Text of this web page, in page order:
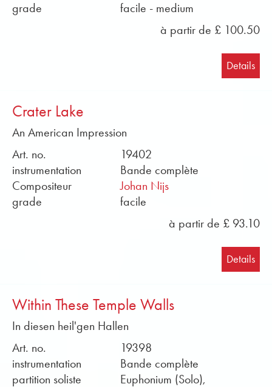
grade
facile - medium
à partir de £ 100.50
Details
Crater Lake
An American Impression
Art. no.
19402
instrumentation
Bande complète
Compositeur
Johan Nijs
grade
facile
à partir de £ 93.10
Details
Within These Temple Walls
In diesen heil'gen Hallen
Art. no.
19398
instrumentation
Bande complète
partition soliste
Euphonium (Solo),